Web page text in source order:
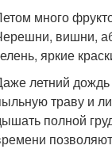
много
вишни,
яркие
летний
траву и
полной